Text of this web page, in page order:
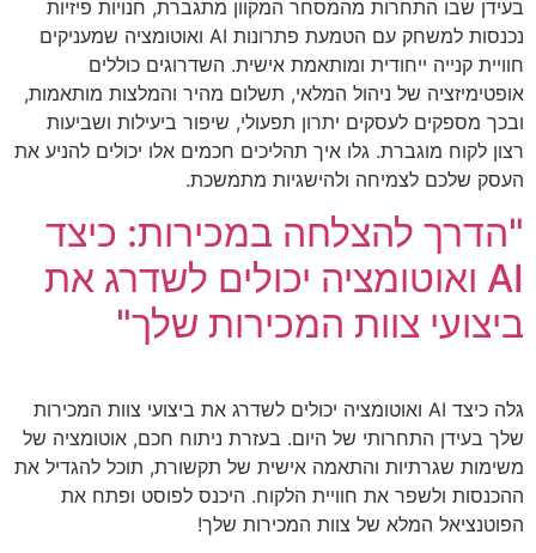
בעידן שבו התחרות מהמסחר המקוון מתגברת, חנויות פיזיות
נכנסות למשחק עם הטמעת פתרונות AI ואוטומציה שמעניקים
חוויית קנייה ייחודית ומותאמת אישית. השדרוגים כוללים
אופטימיזציה של ניהול המלאי, תשלום מהיר והמלצות מותאמות,
ובכך מספקים לעסקים יתרון תפעולי, שיפור ביעילות ושביעות
רצון לקוח מוגברת. גלו איך תהליכים חכמים אלו יכולים להניע את
העסק שלכם לצמיחה ולהישגיות מתמשכת.
"הדרך להצלחה במכירות: כיצד
AI ואוטומציה יכולים לשדרג את
ביצועי צוות המכירות שלך"
גלה כיצד AI ואוטומציה יכולים לשדרג את ביצועי צוות המכירות
שלך בעידן התחרותי של היום. בעזרת ניתוח חכם, אוטומציה של
משימות שגרתיות והתאמה אישית של תקשורת, תוכל להגדיל את
ההכנסות ולשפר את חוויית הלקוח. היכנס לפוסט ופתח את
הפוטנציאל המלא של צוות המכירות שלך!